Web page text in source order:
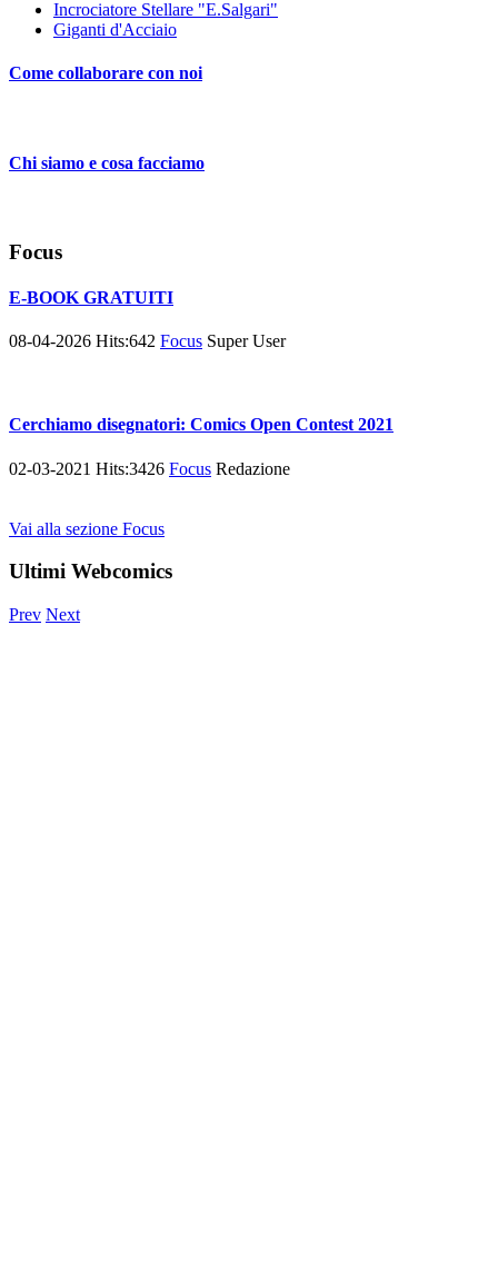
Incrociatore Stellare "E.Salgari"
Giganti d'Acciaio
Come collaborare con noi
Chi siamo e cosa facciamo
Focus
E-BOOK GRATUITI
08-04-2026 Hits:642 Focus Super User
Cerchiamo disegnatori: Comics Open Contest 2021
02-03-2021 Hits:3426 Focus Redazione
Vai alla sezione Focus
Ultimi Webcomics
Prev Next